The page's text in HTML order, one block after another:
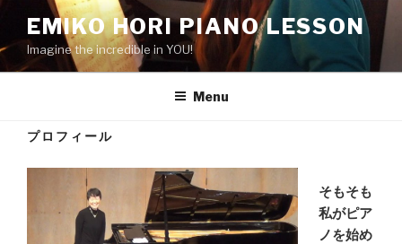
Skip
content
EMIKO HORI PIANO LESSON
Imagine the incredible in YOU!
Menu
プロフィール
そもそも
私がピア
ノを始め